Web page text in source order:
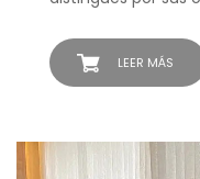
LEER MÁS